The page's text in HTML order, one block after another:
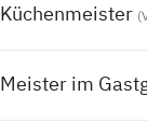
Küchenmeister
Meister im